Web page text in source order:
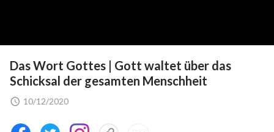
Das Wort Gottes | Gott waltet über das
Schicksal der gesamten Menschheit
10/12/2020